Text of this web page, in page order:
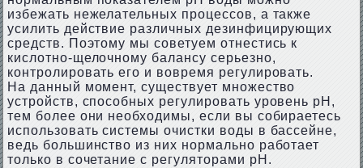
избежать нежелательных процессов, а также
усилить действие различных дезинфицирующих
средств. Поэтому мы советуем отнестись к
кислотно-щелочному балансу серьезно,
контролировать его и вовремя регулировать.
На данный момент, существует множество
устройств, способных регулировать уровень pH,
тем более они необходимы, если вы собираетесь
использовать системы очистки воды в бассейне,
ведь большинство из них нормально работает
только в сочетание с регуляторами pH.